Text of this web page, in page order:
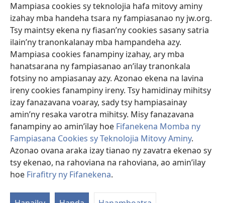
Mampiasa cookies sy teknolojia hafa mitovy aminy
izahay mba handeha tsara ny fampiasanao ny jw.org.
Tsy maintsy ekena ny fiasan’ny cookies sasany satria
ilain’ny tranonkalanay mba hampandeha azy.
Mampiasa cookies fanampiny izahay, ary mba
hanatsarana ny fampiasanao an’ilay tranonkala
fotsiny no ampiasanay azy. Azonao ekena na lavina
ireny cookies fanampiny ireny. Tsy hamidinay mihitsy
izay fanazavana voaray, sady tsy hampiasainay
amin’ny resaka varotra mihitsy. Misy fanazavana
fanampiny ao amin’ilay hoe Fifanekena Momba ny
Fampiasana Cookies sy Teknolojia Mitovy Aminy.
Azonao ovana araka izay tianao ny zavatra ekenao sy
tsy ekenao, na rahoviana na rahoviana, ao amin’ilay
hoe Firafitry ny Fifanekena.
Fanomezana
(manokatra
rohy)
FITEHIRIZAM-BOKIN’NY Vavolombelon’i Jehovah
(manokatra
rohy)
JW Hub
(manokatra
rohy)
JW Library
Watchtower Library ®
Copyright© 2026 Watch Tower Bible and Tract Society of Pennsylvania.
FIFANEKENA| FIFANEKENA MOMBA NY TSIAMBARATELO
NY FIFANEKENA